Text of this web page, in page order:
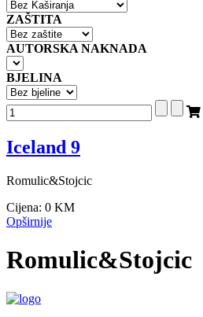
ZAŠTITA
AUTORSKA NAKNADA
BJELINA
Iceland 9
Romulic&Stojcic
Cijena: 0 KM
Opširnije
Romulic&Stojcic